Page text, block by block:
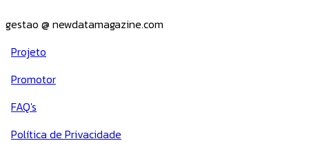
gestao @ newdatamagazine.com
Projeto
Promotor
FAQ's
Política de Privacidade